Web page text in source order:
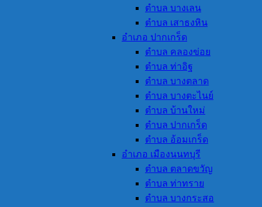
ตำบล บางเลน
ตำบล เสาธงหิน
อำเภอ ปากเกร็ด
ตำบล คลองข่อย
ตำบล ท่าอิฐ
ตำบล บางตลาด
ตำบล บางตะไนย์
ตำบล บ้านใหม่
ตำบล ปากเกร็ด
ตำบล อ้อมเกร็ด
อำเภอ เมืองนนทบุรี
ตำบล ตลาดขวัญ
ตำบล ท่าทราย
ตำบล บางกระสอ